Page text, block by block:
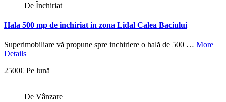
De Închiriat
Hala 500 mp de inchiriat in zona Lidal Calea Baciului
Superimobiliare vă propune spre inchiriere o hală de 500 … More
Details
2500€ Pe lună
De Vânzare